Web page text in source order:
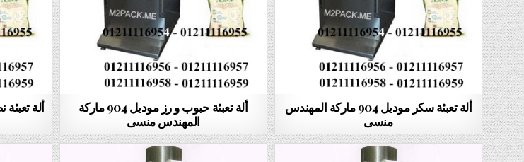
ألة تعبئة حبوب و رز موديل 904 ماركة
المهندس منسى
ألة تعبئة سكر موديل 904 ماركة المهندس
منسى